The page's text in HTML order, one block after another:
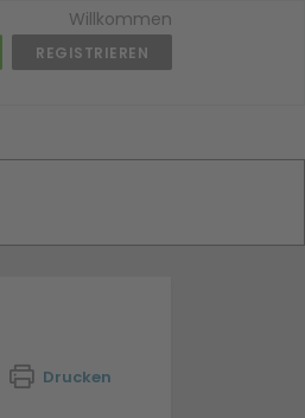
Willkommen
REGISTRIEREN
Drucken